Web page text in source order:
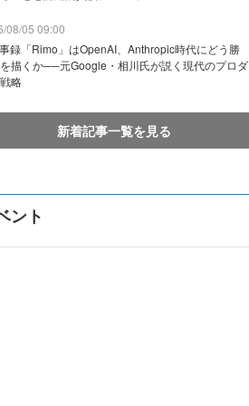
08/05 09:00
録「Rimo」はOpenAI、Anthropic時代にどう勝
描くか──元Google・相川氏が説く現代のプロダ
略
新着記事一覧を見る
ント